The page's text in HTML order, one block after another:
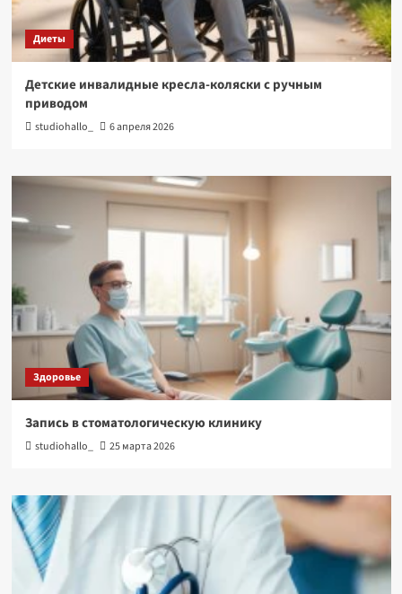
Диеты
Детские инвалидные кресла-коляски с ручным
приводом
studiohallo_ 6 апреля 2026
Здоровье
Запись в стоматологическую клинику
studiohallo_ 25 марта 2026